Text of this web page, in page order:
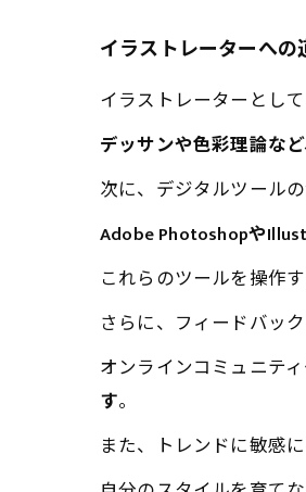
イラストレーターへ
イラストレーターとし
デッサンや色彩理論な
次に、デジタルツール
Adobe Photoshopや
これらのツールを操作
さらに、フィードバッ
オンラインコミュニテ
す。
また、トレンドに敏感